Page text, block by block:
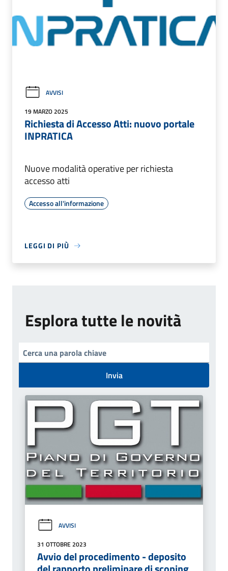
AVVISI
19 MARZO 2025
Richiesta di Accesso Atti: nuovo portale
INPRATICA
Nuove modalità operative per richiesta
accesso atti
Accesso all'informazione
LEGGI DI PIÙ
Esplora tutte le novità
Invia
AVVISI
31 OTTOBRE 2023
Avvio del procedimento - deposito